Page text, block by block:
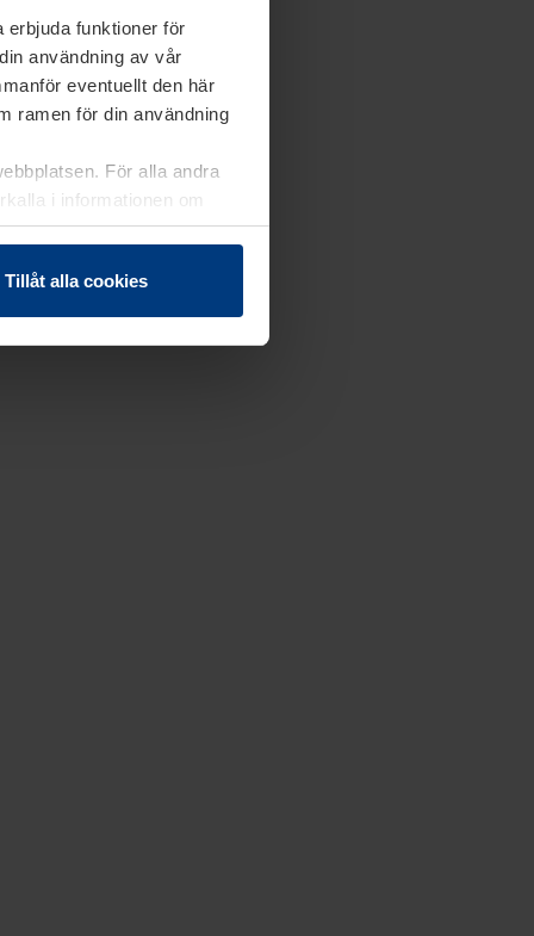
erbjuda funktioner för
användning av vår
eventuellt den här
ramen för din användning
För alla andra
i informationen om
Tillåt alla cookies